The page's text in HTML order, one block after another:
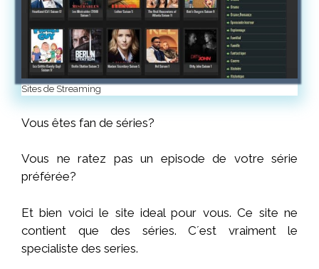
Sites de Streaming
Vous êtes fan de séries?
Vous ne ratez pas un episode de votre série
préférée?
Et bien voici le site ideal pour vous. Ce site ne
contient que des séries. C´est vraiment le
specialiste des series.